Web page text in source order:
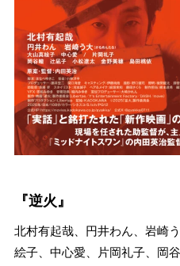
『逆火』
北村有起哉、円井わん、岩崎
絵子、中心愛、片岡礼子、岡